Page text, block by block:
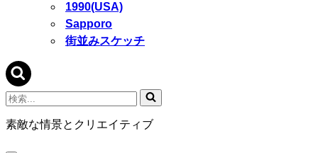
1990(USA)
Sapporo
街並みスケッチ
検
索...
素敵な情景とクリエイティブ